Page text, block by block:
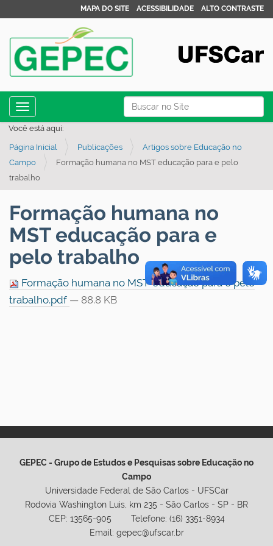
Busca
Busca Avançada…
MAPA DO SITE ACESSIBILIDADE ALTO CONTRASTE
Toggle navigation
Você está aqui:
Página Inicial Publicações
Artigos sobre Educação no
Campo
Formação humana no MST educação para e pelo
trabalho
Formação humana no
MST educação para e
pelo trabalho
Formação humana no MST-educação para e pelo
trabalho.pdf — 88.8 KB
GEPEC - Grupo de Estudos e Pesquisas sobre Educação no
Campo
Universidade Federal de São Carlos - UFSCar
Rodovia Washington Luis, km 235 - São Carlos - SP - BR
CEP: 13565-905 Telefone: (16) 3351-8934
Email: gepec@ufscar.br